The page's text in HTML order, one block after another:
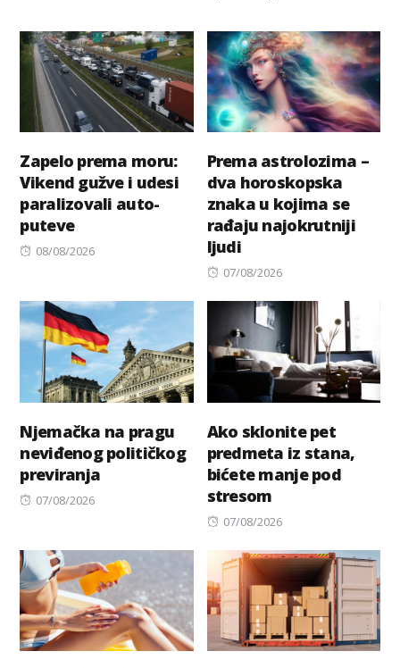
Zapelo prema moru:
Vikend gužve i udesi
paralizovali auto-
puteve
Posted
08/08/2026
Prema astrolozima –
dva horoskopska
znaka u kojima se
rađaju najokrutniji
ljudi
Posted
07/08/2026
Njemačka na pragu
neviđenog političkog
previranja
Posted
07/08/2026
Ako sklonite pet
predmeta iz stana,
bićete manje pod
stresom
Posted
07/08/2026